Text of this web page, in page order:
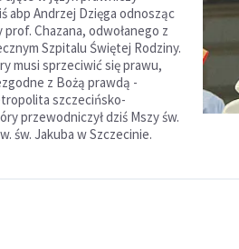
abp Andrzej Dzięga odnosząc
prof. Chazana, odwołanego z
Szpitalu Świętej Rodziny.
musi sprzeciwić się prawu,
z Bożą prawdą -
szczecińsko-
przewodniczył dziś Mszy św.
św. Jakuba w Szczecinie.